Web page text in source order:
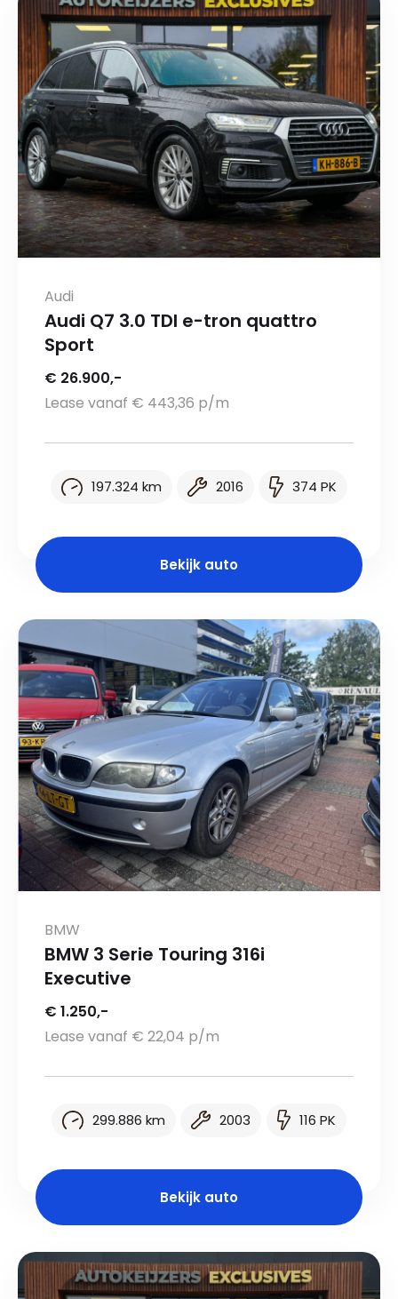
Audi
Audi Q7 3.0 TDI e-tron quattro
Sport
€ 26.900,-
Lease vanaf € 443,36 p/m
197.324 km 2016 374 PK
Bekijk auto
BMW
BMW 3 Serie Touring 316i
Executive
€ 1.250,-
Lease vanaf € 22,04 p/m
299.886 km 2003 116 PK
Bekijk auto